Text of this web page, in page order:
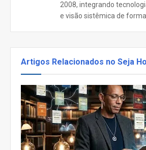
2008, integrando
e visão sistêmica de
Artigos Relacionados no Seja